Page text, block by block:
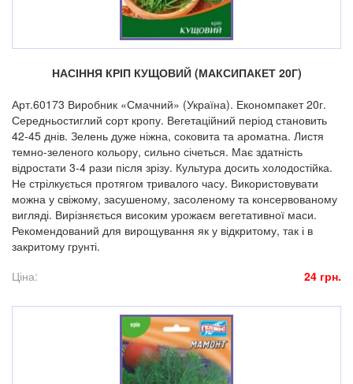
НАСІННЯ КРІП КУЩОВИЙ (МАКСИПАКЕТ 20Г)
Арт.60173 Виробник «Смачний» (Україна). Економпакет 20г.
Середньостиглий сорт кропу. Вегетаційний період становить
42-45 днів. Зелень дуже ніжна, соковита та ароматна. Листя
темно-зеленого кольору, сильно січеться. Має здатність
відростати 3-4 рази після зрізу. Культура досить холодостійка.
Не стрілкується протягом тривалого часу. Використовувати
можна у свіжому, засушеному, засоленому та консервованому
вигляді. Вирізняється високим урожаєм вегетативної маси.
Рекомендований для вирощування як у відкритому, так і в
закритому грунті.
Ціна:
24 грн.